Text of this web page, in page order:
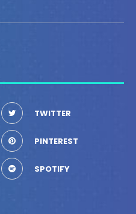
TWITTER
PINTEREST
SPOTIFY